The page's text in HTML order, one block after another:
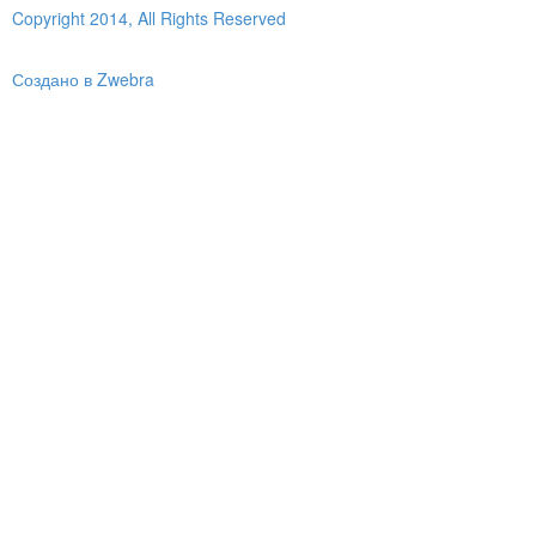
Copyright 2014, All Rights Reserved
Создано в Zwebra